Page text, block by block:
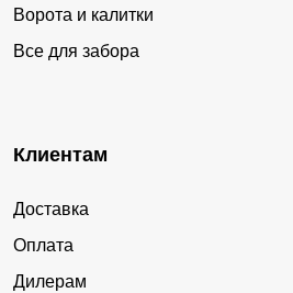
Ворота и калитки
Все для забора
Клиентам
Доставка
Оплата
Дилерам